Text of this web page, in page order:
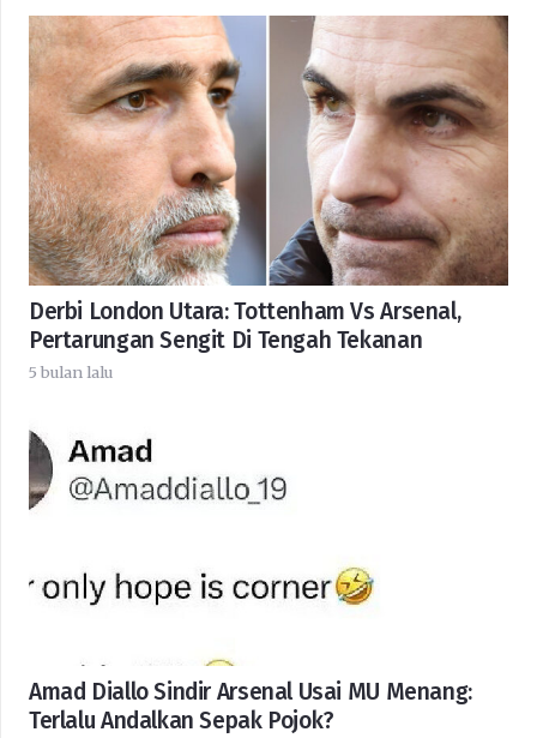
Derbi London Utara: Tottenham Vs Arsenal,
Pertarungan Sengit Di Tengah Tekanan
5 bulan lalu
Amad Diallo Sindir Arsenal Usai MU Menang:
Terlalu Andalkan Sepak Pojok?